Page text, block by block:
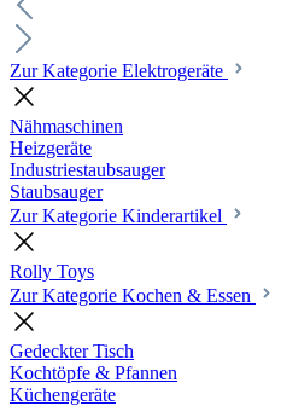
Zur Kategorie Elektrogeräte
Nähmaschinen
Heizgeräte
Industriestaubsauger
Staubsauger
Zur Kategorie Kinderartikel
Rolly Toys
Zur Kategorie Kochen & Essen
Gedeckter Tisch
Kochtöpfe & Pfannen
Küchengeräte